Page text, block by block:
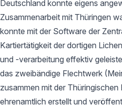
Deutschland konnte eigens
Zusammenarbeit mit Thüringen
konnte mit der Software der
Kartiertätigkeit der dortigen
und -verarbeitung effektiv
das zweibändige Flechtwerk
zusammen mit der
ehrenamtlich erstellt und